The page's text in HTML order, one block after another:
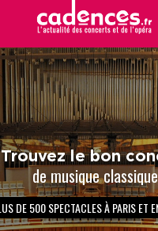
Trouvez le bon
de musique classique
DE 500 SPECTACLES À PARIS ET